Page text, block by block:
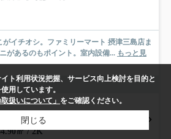
イチオシ。ファミリーマート 摂津三島店ま
があるのもポイント。室内設備... もっと見
㎡ / 2K
ト利用状況把握、サービス向上検討を目的と
用しています。
取扱いについて」 をご確認ください。
閉じる